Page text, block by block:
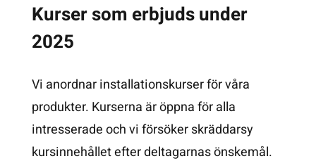
Kurser som erbjuds under
2025
Vi anordnar installationskurser för våra
produkter. Kurserna är öppna för alla
intresserade och vi försöker skräddarsy
kursinnehållet efter deltagarnas önskemål.